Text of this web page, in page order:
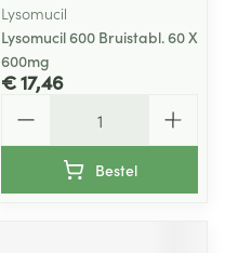
Lysomucil
Lysomucil 600 Bruistabl. 60 X
600mg
€ 17,46
Bestel